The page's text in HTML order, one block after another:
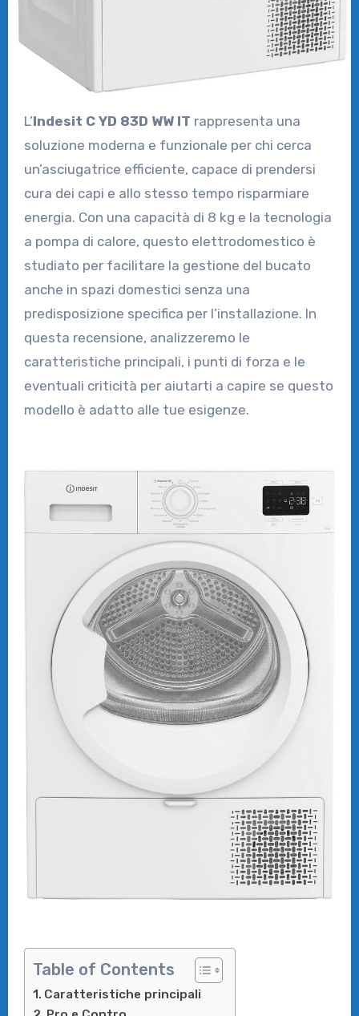
L’Indesit C YD 83D WW IT rappresenta una
soluzione moderna e funzionale per chi cerca
un’asciugatrice efficiente, capace di prendersi
cura dei capi e allo stesso tempo risparmiare
energia. Con una capacità di 8 kg e la tecnologia
a pompa di calore, questo elettrodomestico è
studiato per facilitare la gestione del bucato
anche in spazi domestici senza una
predisposizione specifica per l’installazione. In
questa recensione, analizzeremo le
caratteristiche principali, i punti di forza e le
eventuali criticità per aiutarti a capire se questo
modello è adatto alle tue esigenze.
Table of Contents
Caratteristiche principali